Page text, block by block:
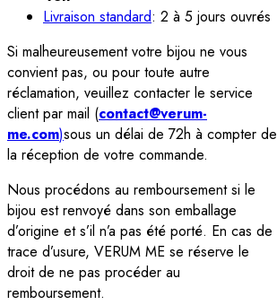
Livraison standard: 2 à 5 jours ouvrés
Si malheureusement votre bijou ne vous
convient pas, ou pour toute autre
réclamation, veuillez contacter le service
client par mail (contact@verum-
me.com)sous un délai de 72h à compter de
la réception de votre commande.
Nous procédons au remboursement si le
bijou est renvoyé dans son emballage
d’origine et s’il n’a pas été porté. En cas de
trace d’usure, VERUM ME se réserve le
droit de ne pas procéder au
remboursement.